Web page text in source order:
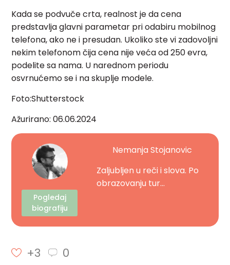
Kada se podvuče crta, realnost je da cena
predstavlja glavni parametar pri odabiru mobilnog
telefona, ako ne i presudan. Ukoliko ste vi zadovoljni
nekim telefonom čija cena nije veća od 250 evra,
podelite sa nama. U narednom periodu
osvrnućemo se i na skuplje modele.
Foto:Shutterstock
Ažurirano: 06.06.2024
Pogledaj
biografiju
Nemanja Stojanovic
Zaljubljen u reči i slova. Po
obrazovanju tur...
+3 0